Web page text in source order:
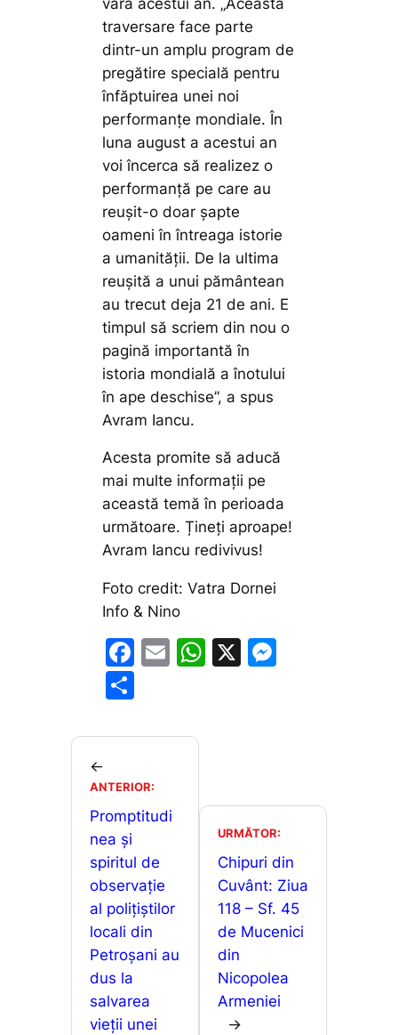
traversare face parte
dintr-un amplu program de
pregătire specială pentru
înfăptuirea unei noi
performanțe mondiale. În
luna august a acestui an
voi încerca să realizez o
performanță pe care au
reușit-o doar șapte
oameni în întreaga istorie
a umanității. De la ultima
reușită a unui pământean
au trecut deja 21 de ani. E
timpul să scriem din nou o
pagină importantă în
istoria mondială a înotului
în ape deschise”, a spus
Avram Iancu.
Acesta promite să aducă
mai multe informații pe
această temă în perioada
următoare. Țineți aproape!
Avram Iancu redivivus!
Foto credit: Vatra Dornei
Info & Nino
F
e
o
o
k
E
l
W
p
X
g
er
ta
a
z
ă
←
ANTERIOR:
Promptitudi
nea și
spiritul de
observație
al polițiștilor
locali din
Petroșani au
dus la
salvarea
vieții unei
URMĂTOR:
Chipuri din
Cuvânt: Ziua
118 – Sf. 45
de Mucenici
din
Nicopolea
Armeniei
→